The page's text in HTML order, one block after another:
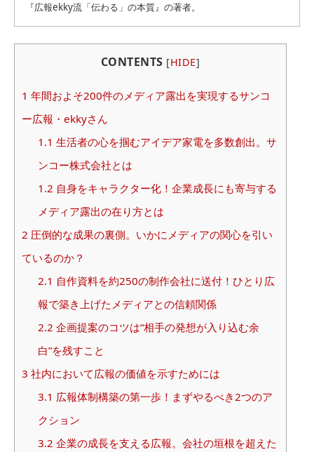
『広報ekky流「伝わる」の本質』の著者。
CONTENTS [HIDE]
1 年間およそ200件のメディア露出を実現するサンコ
ー広報・ekkyさん
1.1 生活者の心を掴むアイデア家電を多数創出。サ
ンコー株式会社とは
1.2 自身をキャラクター化！企業成長にも寄与する
メディア露出の在り方とは
2 圧倒的な成果の裏側。いかにメディアの関心を引い
ているのか？
2.1 自作資料を約250の制作会社に送付！ひとり広
報で築き上げたメディアとの信頼関係
2.2 企画提案のコツは“相手の発想が入り込む余
白”を残すこと
3 社内において広報の価値を示すためには
3.1 広報体制構築の第一歩！まずやるべき2つのア
クション
3.2 企業の成長を支える広報。会社の垣根を超えた